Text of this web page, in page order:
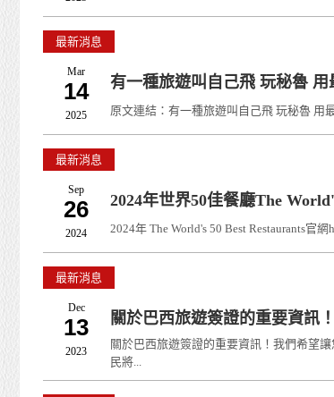
最新消息
Mar
14
2025
有一種旅遊叫自己飛 玩秘魯
原文連結：有一種旅遊叫自己飛 玩秘魯 用
最新消息
Sep
26
2024
2024年世界50佳餐廳The
2024年 The World's 50 Best Restaurants官
最新消息
Dec
13
2023
關於巴西旅遊簽證的重要資訊！
關於巴西旅遊簽證的重要資訊！我們希望
民將...